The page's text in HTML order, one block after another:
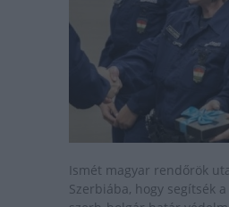
Ismét magyar rendőrök
Szerbiába, hogy segítsék